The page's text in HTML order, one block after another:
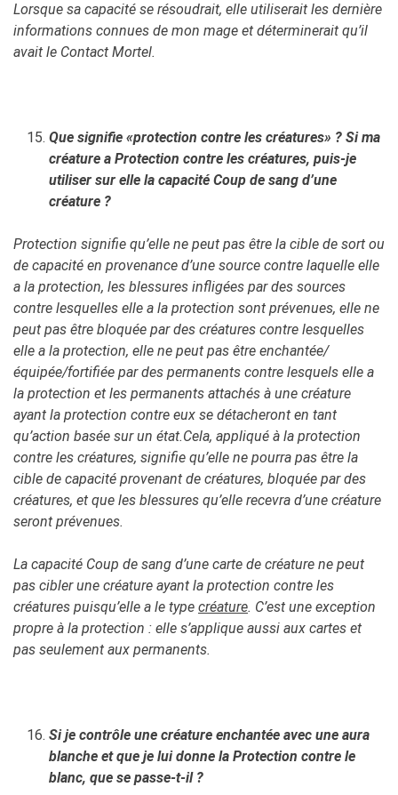
Lorsque sa capacité se résoudrait, elle utiliserait les dernière
informations connues de mon mage et déterminerait qu’il
avait le Contact Mortel.
Que signifie «protection contre les créatures» ? Si ma
créature a Protection contre les créatures, puis-je
utiliser sur elle la capacité Coup de sang d’une
créature ?
Protection signifie qu’elle ne peut pas être la cible de sort ou
de capacité en provenance d’une source contre laquelle elle
a la protection, les blessures infligées par des sources
contre lesquelles elle a la protection sont prévenues, elle ne
peut pas être bloquée par des créatures contre lesquelles
elle a la protection, elle ne peut pas être enchantée/
équipée/fortifiée par des permanents contre lesquels elle a
la protection et les permanents attachés à une créature
ayant la protection contre eux se détacheront en tant
qu’action basée sur un état.Cela, appliqué à la protection
contre les créatures, signifie qu’elle ne pourra pas être la
cible de capacité provenant de créatures, bloquée par des
créatures, et que les blessures qu’elle recevra d’une créature
seront prévenues.
La capacité Coup de sang d’une carte de créature ne peut
pas cibler une créature ayant la protection contre les
créatures puisqu’elle a le type créature. C’est une exception
propre à la protection : elle s’applique aussi aux cartes et
pas seulement aux permanents.
Si je contrôle une créature enchantée avec une aura
blanche et que je lui donne la Protection contre le
blanc, que se passe-t-il ?